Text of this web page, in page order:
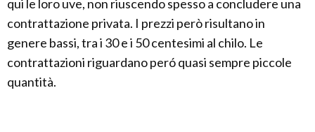
qui le loro uve, non riuscendo spesso a concludere una
contrattazione privata. I prezzi però risultano in
genere bassi, tra i 30 e i 50 centesimi al chilo. Le
contrattazioni riguardano peró quasi sempre piccole
quantità.